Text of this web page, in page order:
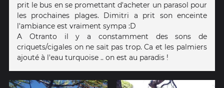
prit le bus en se promettant d'acheter un parasol pour
les prochaines plages. Dimitri a prit son enceinte
l'ambiance est vraiment sympa :D
A Otranto il y a constamment des sons de
criquets/cigales on ne sait pas trop. Ca et les palmiers
ajouté à l'eau turquoise .. on est au paradis !